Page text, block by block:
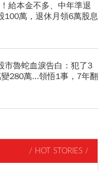
給本金不多、中年準退
100萬，退休月領6萬股息
市魯蛇血淚告白：犯了3
280萬...領悟1事，7年翻
/ HOT STORIES /